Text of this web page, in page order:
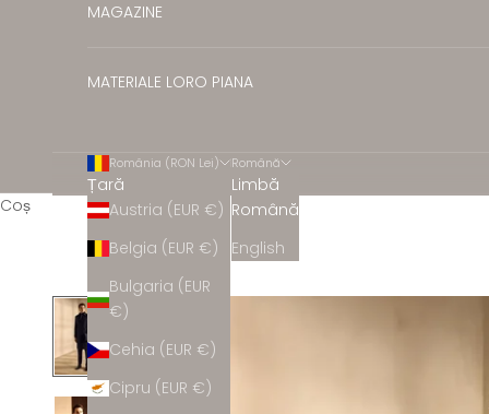
MAGAZINE
MATERIALE LORO PIANA
România (RON Lei)
Țară
Austria (EUR €)
Belgia (EUR €)
Bulgaria (EUR
€)
Cehia (EUR €)
Cipru (EUR €)
Română
Limbă
Română
English
Coș